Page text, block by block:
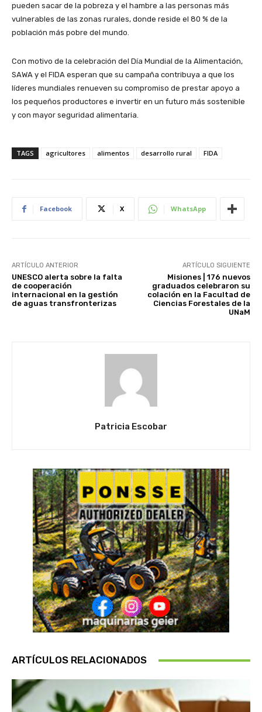
pueden sacar de la pobreza y el hambre a las personas más
vulnerables de las zonas rurales, donde reside el 80 % de la
población más pobre del mundo.
Con motivo de la celebración del Día Mundial de la Alimentación,
SAWA y el FIDA esperan que su campaña contribuya a que los
líderes mundiales renueven su compromiso de prestar apoyo a
los pequeños productores e invertir en un futuro más sostenible
y con mayor seguridad alimentaria.
TAGS agricultores alimentos desarrollo rural FIDA
Facebook X WhatsApp
ARTÍCULO ANTERIOR
UNESCO alerta sobre la falta
de cooperación
internacional en la gestión
de aguas transfronterizas
ARTÍCULO SIGUIENTE
Misiones | 176 nuevos
graduados celebraron su
colación en la Facultad de
Ciencias Forestales de la
UNaM
Patricia Escobar
ARTÍCULOS RELACIONADOS